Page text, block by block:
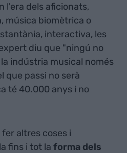
l'era dels aficionats,
música biomètrica o
interactiva, les
diu que "ningú no
indústria musical només
que passi no serà
té 40.000 anys i no
altres coses i
fins i tot la forma dels